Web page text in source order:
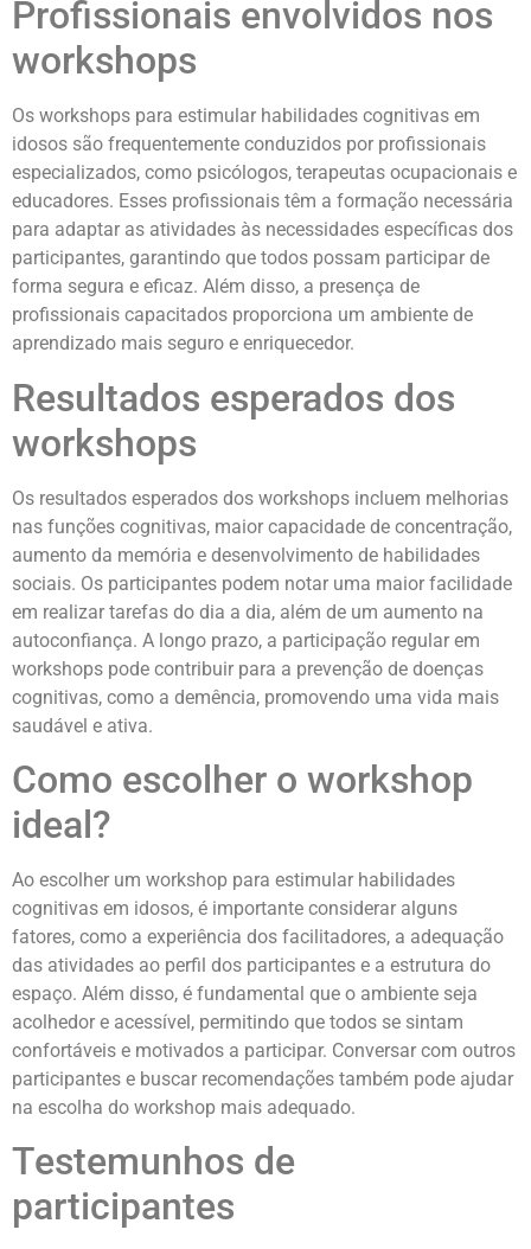
Profissionais envolvidos nos
workshops
Os workshops para estimular habilidades cognitivas em
idosos são frequentemente conduzidos por profissionais
especializados, como psicólogos, terapeutas ocupacionais e
educadores. Esses profissionais têm a formação necessária
para adaptar as atividades às necessidades específicas dos
participantes, garantindo que todos possam participar de
forma segura e eficaz. Além disso, a presença de
profissionais capacitados proporciona um ambiente de
aprendizado mais seguro e enriquecedor.
Resultados esperados dos
workshops
Os resultados esperados dos workshops incluem melhorias
nas funções cognitivas, maior capacidade de concentração,
aumento da memória e desenvolvimento de habilidades
sociais. Os participantes podem notar uma maior facilidade
em realizar tarefas do dia a dia, além de um aumento na
autoconfiança. A longo prazo, a participação regular em
workshops pode contribuir para a prevenção de doenças
cognitivas, como a demência, promovendo uma vida mais
saudável e ativa.
Como escolher o workshop
ideal?
Ao escolher um workshop para estimular habilidades
cognitivas em idosos, é importante considerar alguns
fatores, como a experiência dos facilitadores, a adequação
das atividades ao perfil dos participantes e a estrutura do
espaço. Além disso, é fundamental que o ambiente seja
acolhedor e acessível, permitindo que todos se sintam
confortáveis e motivados a participar. Conversar com outros
participantes e buscar recomendações também pode ajudar
na escolha do workshop mais adequado.
Testemunhos de
participantes